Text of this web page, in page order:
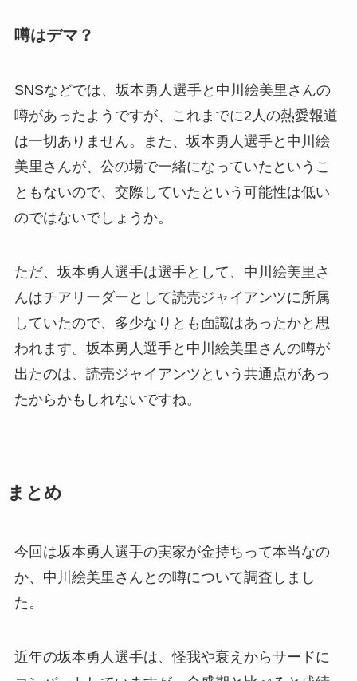
噂はデマ？
SNSなどでは、坂本勇人選手と中川絵美里さんの
噂があったようですが、これまでに2人の熱愛報道
は一切ありません。また、坂本勇人選手と中川絵
美里さんが、公の場で一緒になっていたというこ
ともないので、交際していたという可能性は低い
のではないでしょうか。
ただ、坂本勇人選手は選手として、中川絵美里さ
んはチアリーダーとして読売ジャイアンツに所属
していたので、多少なりとも面識はあったかと思
われます。坂本勇人選手と中川絵美里さんの噂が
出たのは、読売ジャイアンツという共通点があっ
たからかもしれないですね。
まとめ
今回は坂本勇人選手の実家が金持ちって本当なの
か、中川絵美里さんとの噂について調査しまし
た。
近年の坂本勇人選手は、怪我や衰えからサードに